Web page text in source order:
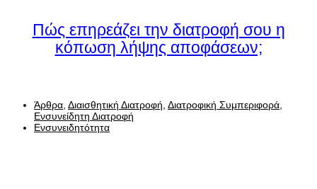
Πώς επηρεάζει την διατροφή σου η
κόπωση λήψης αποφάσεων;
Άρθρα, Διαισθητική Διατροφή, Διατροφική Συμπεριφορά,
Ενσυνείδητη Διατροφή
Ενσυνειδητότητα